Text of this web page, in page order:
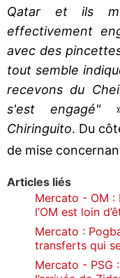
Qatar et ils
effectivement
avec des
tout semble
recevons du
s'est engagé"»,
Chiringuito. Du
de mise
Articles liés
Mercato - OM
l’OM est loin
Mercato :
transferts qui
Mercato - PSG